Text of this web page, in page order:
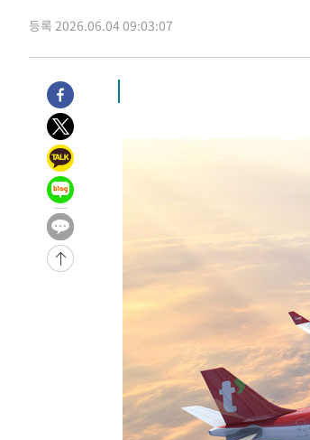
1시간 전 >[속보]종합특검, '계엄 수용공간 확보' 신용
2시간 전 >외신들도 주목한 韓축구 파문…"국민적 공
2시간 전 >
11시간 압수수색에 성접대 파문까지…'쑥
2시간 전 >
[속보]규제합리화위원회 부위원장에 김태
후임
-20912초 전 >
-18051초 전 >
하향수정 (2보)
-17499초 전 >
-13362초 전 >
실천"
-12447초 전 >
이란, "오만과 '중앙 단일 루트' 합의…
운드는 임시"
-4015초 전 >
"낮 기온 소폭 하락"…수도권 폭염중대
[속보]이 대통령, '호우피해' 안동·의성
[단독]중수청 지원 검사들, 정원 초과
낮 최고 37도 찜통더위…곳곳 소나기·
SK하이닉스, 용인·청주 팹에 54조 투
여자배구 이재영·이다영 자매, 아제르바이
외국인 심판 성 접대 7경기 들여다보니…
[속보]코스닥, 2.86포인트(0.36%) 내린
등록 2026.06.04 09:03:07